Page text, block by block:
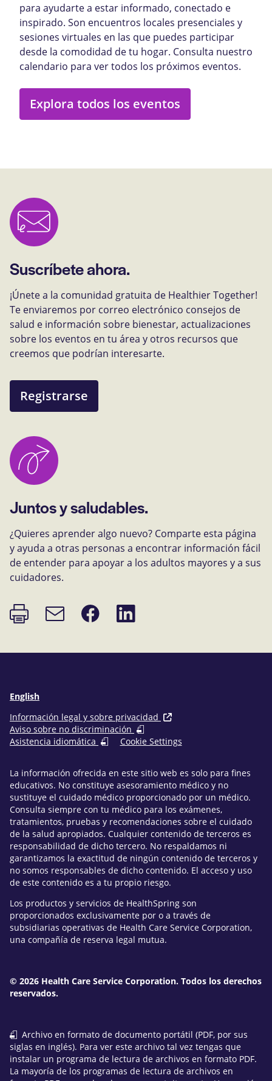
para ayudarte a estar informado, conectado e
inspirado. Son encuentros locales presenciales y
sesiones virtuales en las que puedes participar
desde la comodidad de tu hogar. Consulta nuestro
calendario para ver todos los próximos eventos.
Explora todos los eventos
Suscríbete ahora.
¡Únete a la comunidad gratuita de Healthier Together!
Te enviaremos por correo electrónico consejos de
salud e información sobre bienestar, actualizaciones
sobre los eventos en tu área y otros recursos que
creemos que podrían interesarte.
Registrarse
Juntos y saludables.
¿Quieres aprender algo nuevo? Comparte esta página
y ayuda a otras personas a encontrar información fácil
de entender para apoyar a los adultos mayores y a sus
cuidadores.
Imprimir
página
Enlace
de
Compartir
en
Compartir
en
English
Información legal y sobre privacidad
Aviso sobre no discriminación
Asistencia idiomática
Cookie Settings
La información ofrecida en este sitio web es solo para fines
educativos. No constituye asesoramiento médico y no
sustituye el cuidado médico proporcionado por un médico.
Consulta siempre con tu médico para los exámenes,
tratamientos, pruebas y recomendaciones sobre el cuidado
de la salud apropiados. Cualquier contenido de terceros es
responsabilidad de dicho tercero. No respaldamos ni
garantizamos la exactitud de ningún contenido de terceros y
no somos responsables de dicho contenido. El acceso y uso
de este contenido es a tu propio riesgo.
Los productos y servicios de HealthSpring son
proporcionados exclusivamente por o a través de
subsidiarias operativas de Health Care Service Corporation,
una compañía de reserva legal mutua.
© 2026 Health Care Service Corporation. Todos los derechos
reservados.
Archivo en formato de documento portátil (PDF, por sus
siglas en inglés). Para ver este archivo tal vez tengas que
instalar un programa de lectura de archivos en formato PDF.
La mayoría de los programas de lectura de archivos en